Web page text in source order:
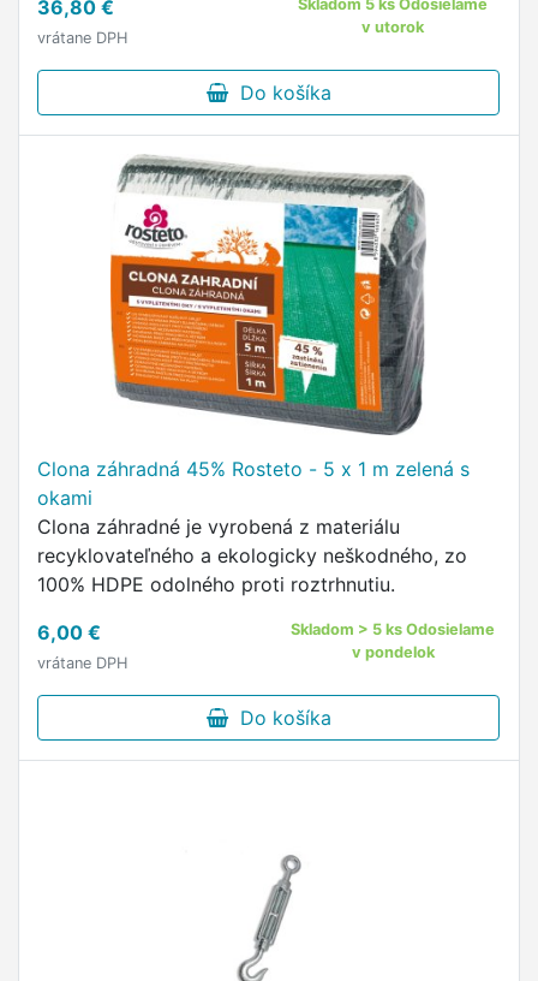
36,80 €
vrátane DPH
Skladom 5 ks Odosielame
v utorok
Do košíka
Clona záhradná 45% Rosteto - 5 x 1 m zelená s
okami
Clona záhradné je vyrobená z materiálu
recyklovateľného a ekologicky neškodného, zo
100% HDPE odolného proti roztrhnutiu.
6,00 €
vrátane DPH
Skladom > 5 ks Odosielame
v pondelok
Do košíka